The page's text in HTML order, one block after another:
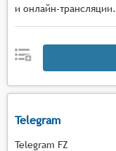
и онлайн-трансляции.
Telegram
Telegram FZ